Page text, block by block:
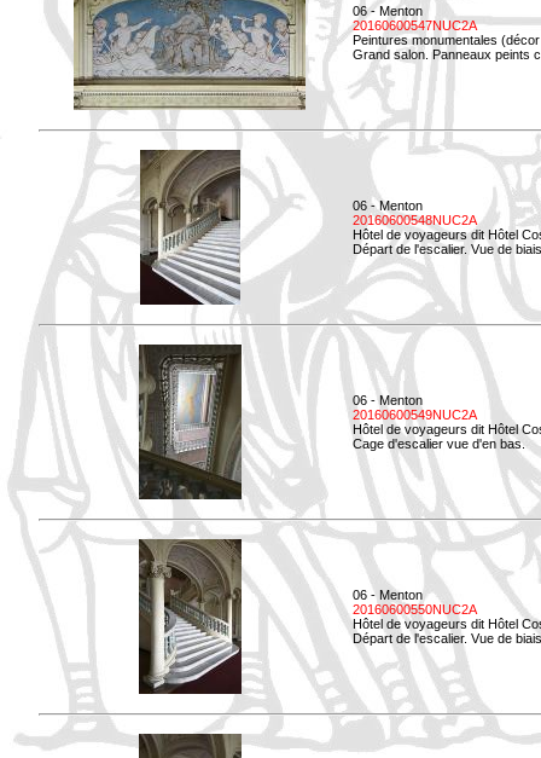
06 - Menton
20160600547NUC2A
Peintures monumentales
Grand salon. Panneaux peints
06 - Menton
20160600548NUC2A
Hôtel de voyageurs dit Hôtel
Départ de l'escalier. Vue de
06 - Menton
20160600549NUC2A
Hôtel de voyageurs dit Hôtel
Cage d'escalier vue d'en bas.
06 - Menton
20160600550NUC2A
Hôtel de voyageurs dit Hôtel
Départ de l'escalier. Vue de